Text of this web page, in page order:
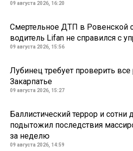
09 августа 2026, 16:20
Смертельное ДТП в Ровенской
водитель Lifan не справился с
09 августа 2026, 15:56
Лубинец требует проверить
Закарпатье
09 августа 2026, 15:27
Баллистический террор и сотни
подытожил последствия
за неделю
09 августа 2026, 14:59